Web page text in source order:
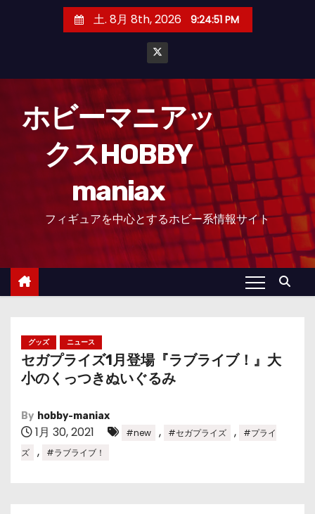
土. 8月 8th, 2026 9:24:51 PM
ホビーマニアッ
クスHOBBY
maniax
フィギュアを中心とするホビー系情報サイト
グッズ ニュース
セガプライズ1月登場『ラブライブ！』大
小のくっつきぬいぐるみ
By hobby-maniax
1月 30, 2021 #new , #セガプライズ ,
#プライ
ズ
, #ラブライブ！